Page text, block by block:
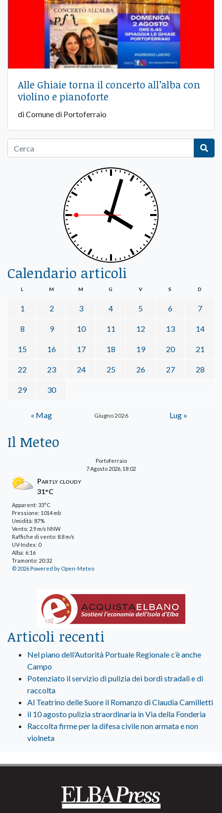
Alle Ghiaie torna il concerto all’alba con
violino e pianoforte
di Comune di Portoferraio
Calendario articoli
Giugno 2026
L M M G V S D
1 2 3 4 5 6 7
8 9 10 11 12 13 14
15 16 17 18 19 20 21
22 23 24 25 26 27 28
29 30
« Mag Lug »
Il Meteo
Portoferraio
7 Agosto 2026, 18:02
Partly cloudy
31°C
Apparent: 33°C
Pressione: 1014 mb
Umidità: 87%
Vento: 2.9 m/s NNW
Raffiche di vento: 8.8 m/s
UV-Index: 0
Alba: 6:16
Tramonto: 20:32
© 2026 Powered by Open-Meteo
Articoli recenti
Nel piano dell’Autorità Portuale Regionale c’è anche
Campo
Potenziato il servizio di pulizia dei bordi stradali e di
raccolta
Al Teatrino delle Suore il Romanzo di Claudia Camilletti
il 10 agosto pulizia straordinaria in Via della Fonderia
Raccolta firme per la difesa civile non armata e non
violneta